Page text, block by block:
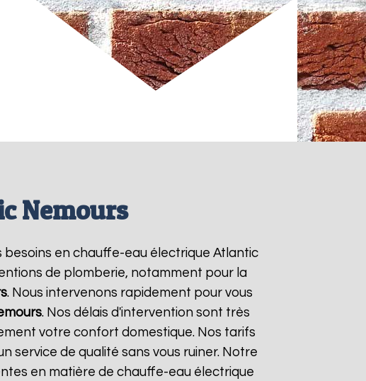
Nemours
en chauffe-eau électrique Atlantic
de plomberie, notamment pour la
. Nous intervenons rapidement pour vous
. Nos délais d'intervention sont très
votre confort domestique. Nos tarifs
service de qualité sans vous ruiner. Notre
en matière de chauffe-eau électrique